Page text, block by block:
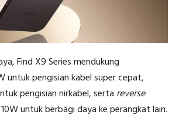
Find X9 Series mendukung
untuk pengisian kabel super cepat,
pengisian nirkabel, serta reverse
10W untuk berbagi daya ke perangkat lain.